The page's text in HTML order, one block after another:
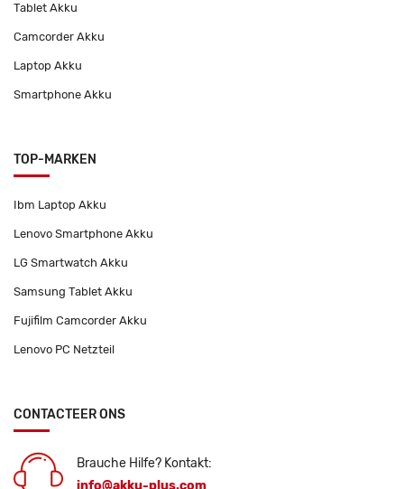
Tablet Akku
Camcorder Akku
Laptop Akku
Smartphone Akku
TOP-MARKEN
Ibm Laptop Akku
Lenovo Smartphone Akku
LG Smartwatch Akku
Samsung Tablet Akku
Fujifilm Camcorder Akku
Lenovo PC Netzteil
CONTACTEER ONS
Brauche Hilfe? Kontakt: